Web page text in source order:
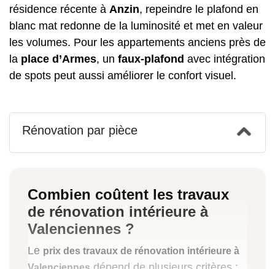
résidence récente à Anzin, repeindre le plafond en
blanc mat redonne de la luminosité et met en valeur
les volumes. Pour les appartements anciens près de
la place d’Armes, un faux-plafond avec intégration
de spots peut aussi améliorer le confort visuel.
Rénovation par pièce
Combien coûtent les travaux
de rénovation intérieure à
Valenciennes ?
Le prix des travaux de rénovation intérieure à